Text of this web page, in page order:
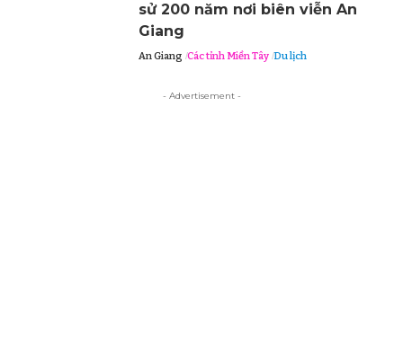
sử 200 năm nơi biên viễn An
Giang
An Giang Các tỉnh Miền Tây Du lịch
- Advertisement -